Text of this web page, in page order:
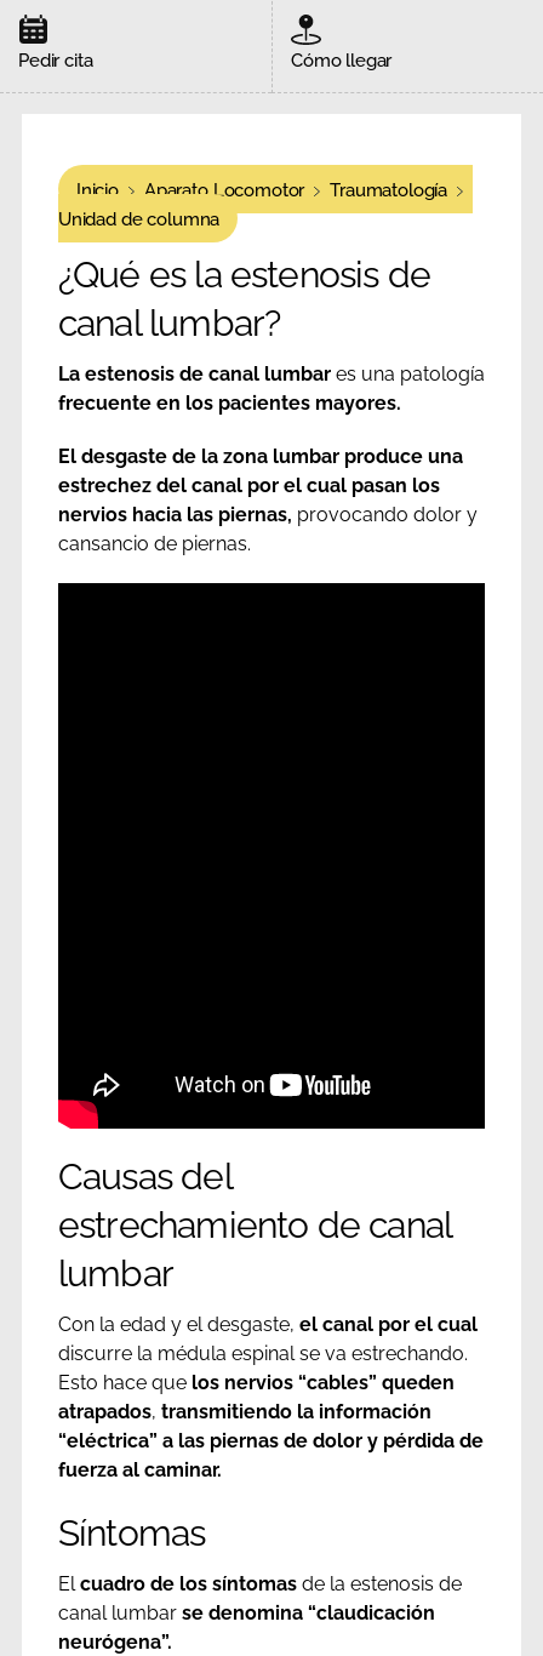
Pedir cita Cómo llegar
Inicio Aparato Locomotor
Traumatología
Unidad de columna
¿Qué es la estenosis de
canal lumbar?
La estenosis de canal lumbares una patología
frecuente en los pacientes mayores.
El desgaste de la zona lumbar produce una
estrechez del canal por el cual pasan los
nervios hacia las piernas, provocando dolor y
cansancio de piernas.
Causas del
estrechamiento de canal
lumbar
Con la edad y el desgaste, el canal por el cual
discurre la médula espinal se va estrechando.
Esto hace que los nervios “cables” queden
atrapados, transmitiendo la información
“eléctrica” a las piernas de dolor y pérdida de
fuerza al caminar.
Síntomas
Elcuadro de los síntomasde la estenosis de
canal lumbar se denomina “claudicación
neurógena”.